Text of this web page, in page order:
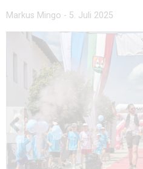
Markus Mingo - 5. Juli 2025